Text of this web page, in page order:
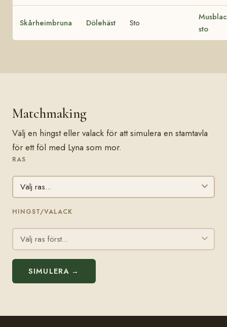
Skårheimbruna Dölehäst Sto
sto
Matchmaking
Välj en hingst eller valack för att simulera en stamtavla
för ett föl med Lyna som mor.
RAS
HINGST/VALACK
SIMULERA →